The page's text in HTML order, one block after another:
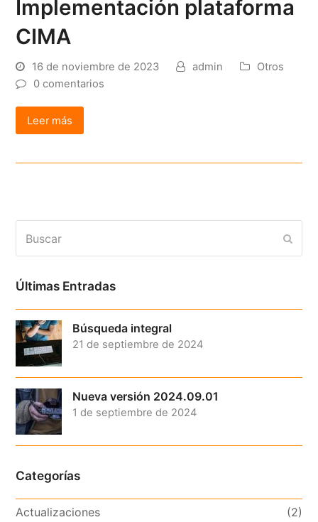
Implementación plataforma
CIMA
16 de noviembre de 2023 admin
Otros
0 comentarios
Leer más
Últimas Entradas
Búsqueda integral
21 de septiembre de 2024
Nueva versión 2024.09.01
1 de septiembre de 2024
Categorías
Actualizaciones
(2)